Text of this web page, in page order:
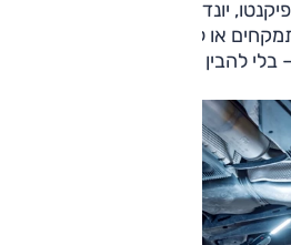
או לא מבצעים השוואות,
להבין שמדובר בסוחר.